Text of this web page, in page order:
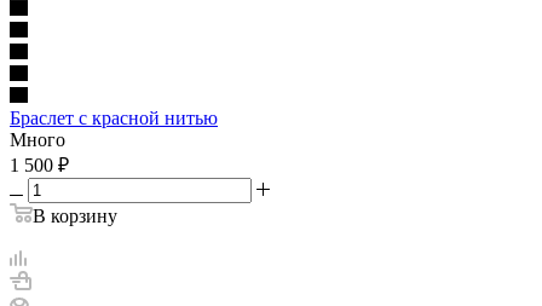
Браслет с красной нитью
Много
1 500 ₽
В корзину